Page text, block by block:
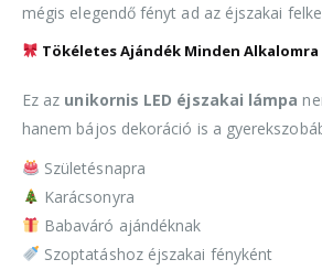
mégis elegendő fényt ad az éjszakai
Tökéletes Ajándék Minden Alkalomra
Ez az unikornis LED éjszakai lámpa
hanem bájos dekoráció is a
Születésnapra
Karácsonyra
Babaváró ajándéknak
Szoptatáshoz éjszakai fényként